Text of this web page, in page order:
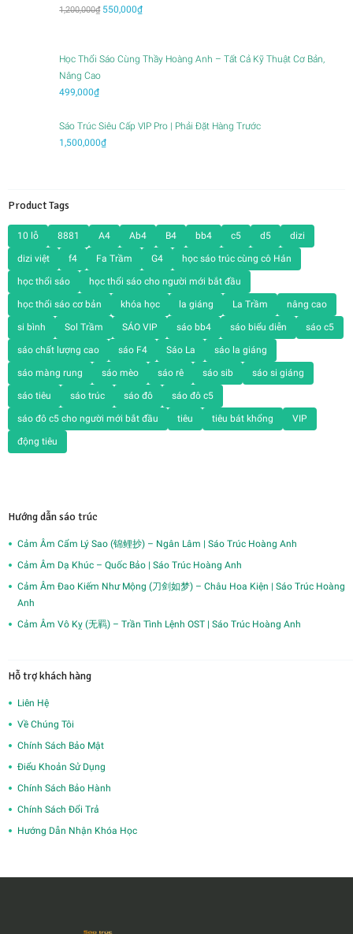
1,200,000₫ Giá
1,200,000₫.
550,000₫Giá
là:
Học Thổi Sáo Cùng Thầy Hoàng Anh – Tất Cả Kỹ Thuật Cơ Bản,
Nâng Cao
499,000₫
Sáo Trúc Siêu Cấp VIP Pro | Phải Đặt Hàng Trước
1,500,000₫
Product Tags
10 lỗ 8881 A4 Ab4 B4 bb4 c5 d5 dizi
dizi việt f4 Fa Trầm G4 học sáo trúc cùng cô Hán
học thổi sáo học thổi sáo cho người mới bắt đầu
học thổi sáo cơ bản khóa học la giáng La Trầm nâng cao
si bình Sol Trầm SÁO VIP sáo bb4 sáo biểu diễn sáo c5
sáo chất lượng cao sáo F4 Sáo La sáo la giáng
sáo màng rung sáo mèo sáo rê sáo sib sáo si giáng
sáo tiêu sáo trúc sáo đô sáo đô c5
sáo đô c5 cho người mới bắt đầu tiêu tiêu bát khổng VIP
động tiêu
Hướng dẫn sáo trúc
Cảm Âm Cẩm Lý Sao (锦鲤抄) – Ngân Lâm | Sáo Trúc Hoàng Anh
Cảm Âm Dạ Khúc – Quốc Bảo | Sáo Trúc Hoàng Anh
Cảm Âm Đao Kiếm Như Mộng (刀剑如梦) – Châu Hoa Kiện | Sáo Trúc Hoàng
Anh
Cảm Âm Vô Kỵ (无羁) – Trần Tình Lệnh OST | Sáo Trúc Hoàng Anh
Hỗ trợ khách hàng
Liên Hệ
Về Chúng Tôi
Chính Sách Bảo Mật
Điểu Khoản Sử Dụng
Chính Sách Bảo Hành
Chính Sách Đổi Trả
Hướng Dẫn Nhận Khóa Học